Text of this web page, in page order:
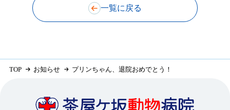
一覧に戻る
TOP お知らせ プリンちゃん、退院おめでとう！